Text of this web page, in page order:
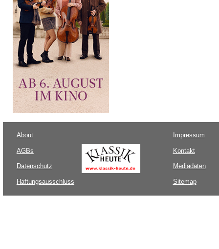
About
AGBs
Datenschutz
Haftungsausschluss
Impressum
Kontakt
Mediadaten
Sitemap